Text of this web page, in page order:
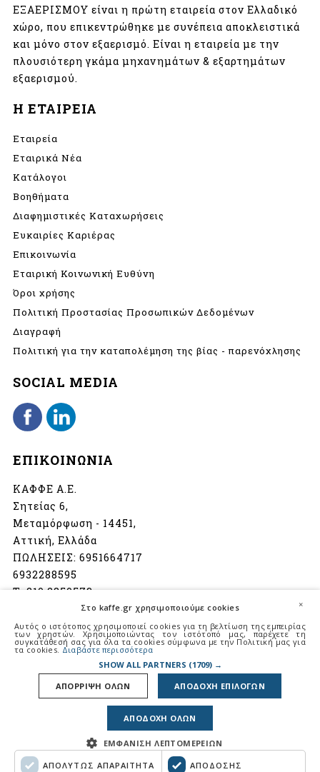
ΕΞΑΕΡΙΣΜΟΥ είναι η πρώτη εταιρεία στον Ελλαδικό
χώρο, που επικεντρώθηκε με συνέπεια αποκλειστικά
και μόνο στον εξαερισμό. Είναι η εταιρεία με την
πλουσιότερη γκάμα μηχανημάτων & εξαρτημάτων
εξαερισμού.
Η ΕΤΑΙΡΕΙΑ
Εταιρεία
Εταιρικά Νέα
Κατάλογοι
Βοηθήματα
Διαφημιστικές Καταχωρήσεις
Ευκαιρίες Καριέρας
Επικοινωνία
Εταιρική Κοινωνική Ευθύνη
Όροι χρήσης
Πολιτική Προστασίας Προσωπικών Δεδομένων
Διαγραφή
Πολιτική για την καταπολέμηση της βίας - παρενόχλησης
SOCIAL MEDIA
ΕΠΙΚΟΙΝΩΝΙΑ
ΚΑΦΦΕ Α.Ε.
Σητείας 6,
Μεταμόρφωση - 14451,
Αττική, Ελλάδα
ΠΩΛΗΣΕΙΣ: 6951664717
6932288595
Τ:210 2850573
info@kaffe.gr
Ωράριο λειτουργίας:
Δευτέρα - Παρασκευή
08:00 - 16:30
Σάββατο
© 2017, ΚΑΦΦΕ Α.Ε. - All rights reserved
×
Στο kaffe.gr χρησιμοποιούμε cookies
Αυτός ο ιστότοπος χρησιμοποιεί cookies για τη βελτίωση της εμπειρίας
των χρηστών. Χρησιμοποιώντας τον ιστότοπό μας, παρέχετε τη
συγκατάθεσή σας για όλα τα cookies σύμφωνα με την Πολιτική μας για
τα cookies. Διαβάστε περισσότερα
SHOW ALL PARTNERS (1709) →
ΑΠΟΛΥΤΩΣ ΑΠΑΡΑΙΤΗΤΑ ΑΠΟΔΟΣΗΣ
ΑΠΟΔΟΧΗ ΕΠΙΛΟΓΩΝ
ΑΠΟΔΟΧΗ ΟΛΩΝ
ΑΠΟΡΡΙΨΗ ΟΛΩΝ
ΕΜΦΑΝΙΣΗ ΛΕΠΤΟΜΕΡΕΙΩΝ